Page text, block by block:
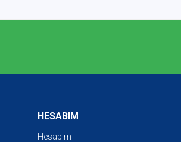
HESABIM
Hesabım